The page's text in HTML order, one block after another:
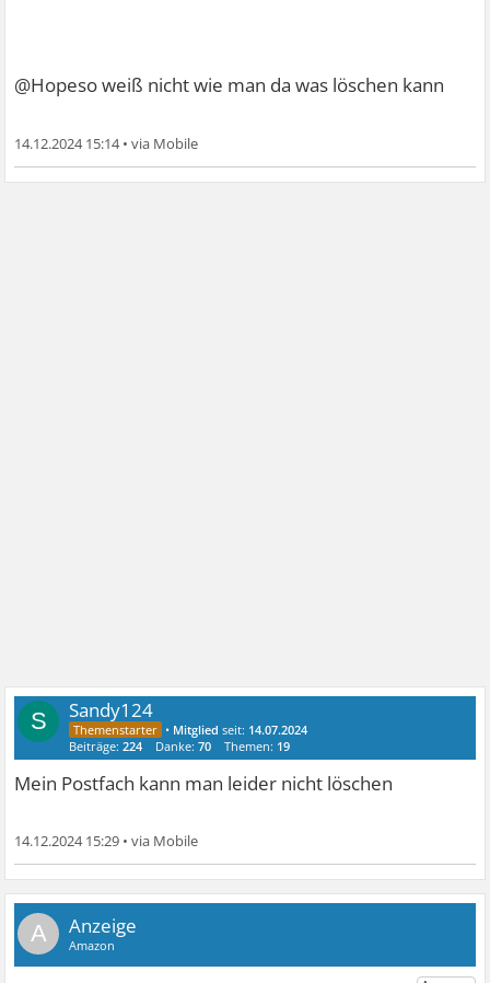
@Hopeso weiß nicht wie man da was löschen kann
14.12.2024 15:14•
S Sandy124
• Mitglied seit: 14.07.2024
Beiträge:224 Danke:70 Themen: 19
Mein Postfach kann man leider nicht löschen
14.12.2024 15:29 •
A